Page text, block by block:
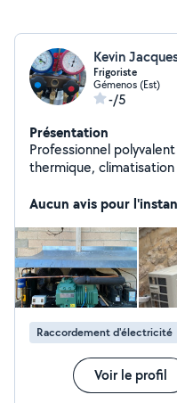
Kevin
Frigoriste
Gémenos (Est)
-/5
Présentation
Professionnel
thermique,
Aucun avis pour
Raccordement d'électricité
Voir le profil